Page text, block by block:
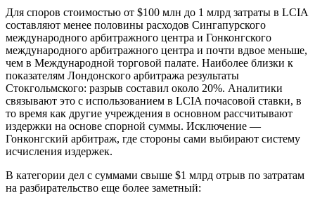
Для споров стоимостью от $100 млн до 1 млрд затраты в LCIA
составляют менее половины расходов Сингапурского
международного арбитражного центра и Гонконгского
международного арбитражного центра и почти вдвое меньше,
чем в Международной торговой палате. Наиболее близки к
показателям Лондонского арбитража результаты
Стокгольмского: разрыв составил около 20%. Аналитики
связывают это с использованием в LCIA почасовой ставки, в
то время как другие учреждения в основном рассчитывают
издержки на основе спорной суммы. Исключение —
Гонконгский арбитраж, где стороны сами выбирают систему
исчисления издержек.
В категории дел с суммами свыше $1 млрд отрыв по затратам
на разбирательство еще более заметный: